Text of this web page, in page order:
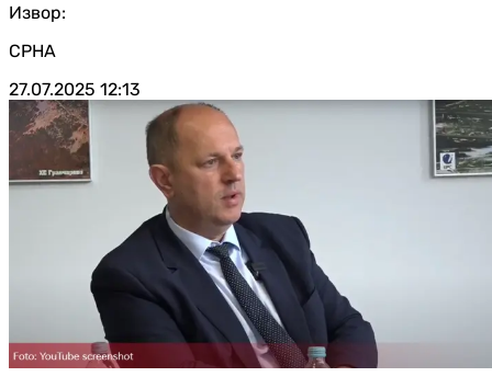
Извор:
СРНА
27.07.2025 12:13